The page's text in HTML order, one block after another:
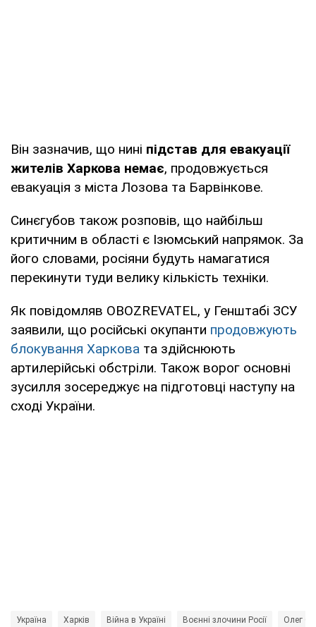
Він зазначив, що нині підстав для евакуації
жителів Харкова немає, продовжується
евакуація з міста Лозова та Барвінкове.
Синєгубов також розповів, що найбільш
критичним в області є Ізюмський напрямок. За
його словами, росіяни будуть намагатися
перекинути туди велику кількість техніки.
Як повідомляв OBOZREVATEL, у Генштабі ЗСУ
заявили, що російські окупанти продовжують
блокування Харкова та здійснюють
артилерійські обстріли. Також ворог основні
зусилля зосереджує на підготовці наступу на
сході України.
Україна Харків Війна в Україні Воєнні злочини Росії Олег